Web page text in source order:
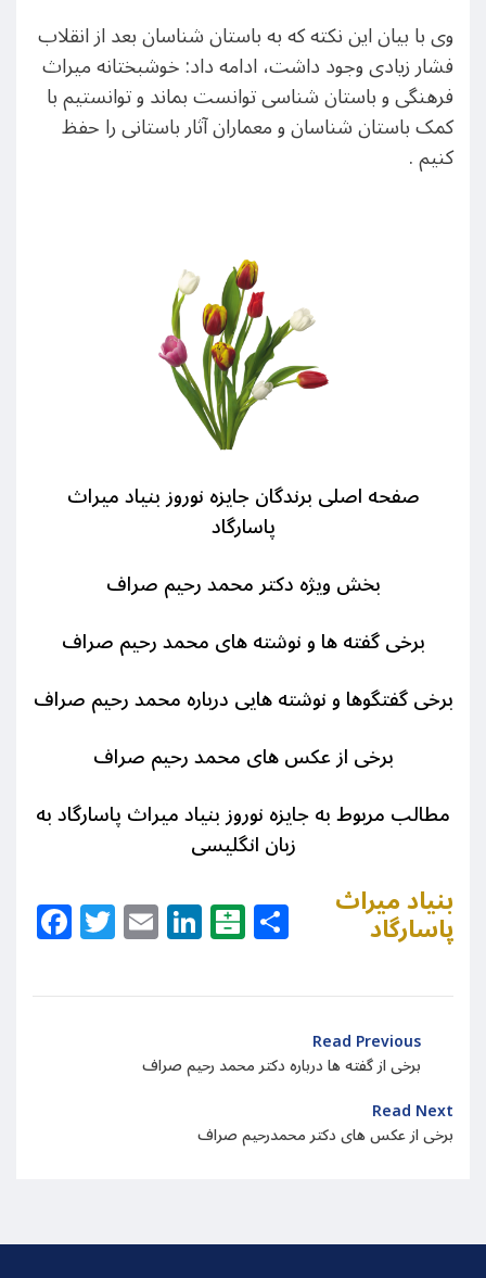
وی با بیان این نکته که به باستان شناسان بعد از انقلاب
فشار زیادی وجود داشت، ادامه داد: خوشبختانه میراث
فرهنگی و باستان شناسی توانست بماند و توانستیم با
کمک باستان شناسان و معماران آثار باستانی را حفظ
کنیم .
صفحه اصلی برندگان جایزه نوروز بنیاد میراث
پاسارگاد
بخش ویژه دکتر محمد رحیم صراف
برخی گفته ها و نوشته های محمد رحیم صراف
برخی گفتگوها و نوشته هایی درباره محمد رحیم صراف
برخی از عکس های محمد رحیم صراف
مطالب مربوط به جایزه نوروز بنیاد میراث پاسارگاد به
زبان انگلیسی
Facebook
Twitter
EmailLinkedIn
Balatarin
Share
بنیاد میراث
پاسارگاد
Read Previous
برخی از گفته ها درباره دکتر محمد رحیم صراف
Read Next
برخی از عکس های دکتر محمدرحیم صراف